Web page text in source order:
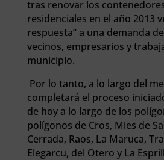
tras renovar los
residenciales en el año 2013
respuesta” a una demanda
vecinos, empresarios y
municipio.
Por lo tanto, a lo largo del
completará el proceso
de hoy a lo largo de los
polígonos de Cros, Mies de
Cerrada, Raos, La Maruca,
Elegarcu, del Otero y La